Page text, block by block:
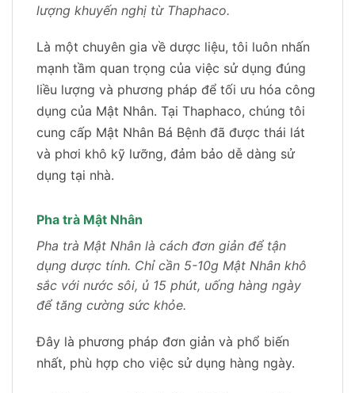
lượng khuyến nghị từ Thaphaco.
Là một chuyên gia về dược liệu, tôi luôn nhấn
mạnh tầm quan trọng của việc sử dụng đúng
liều lượng và phương pháp để tối ưu hóa công
dụng của Mật Nhân. Tại Thaphaco, chúng tôi
cung cấp Mật Nhân Bá Bệnh đã được thái lát
và phơi khô kỹ lưỡng, đảm bảo dễ dàng sử
dụng tại nhà.
Pha trà Mật Nhân
Pha trà Mật Nhân là cách đơn giản để tận
dụng dược tính. Chỉ cần 5-10g Mật Nhân khô
sắc với nước sôi, ủ 15 phút, uống hàng ngày
để tăng cường sức khỏe.
Đây là phương pháp đơn giản và phổ biến
nhất, phù hợp cho việc sử dụng hàng ngày.